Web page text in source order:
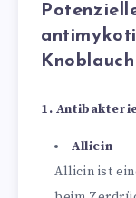
Knoblauch
1.
Allicin
Allicin ist